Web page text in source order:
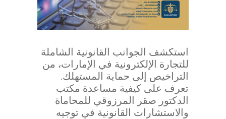
استكشف الجوانب القانونية الشاملة
للتجارة الإلكترونية في الإمارات، من
التراخيص إلى حماية المستهلك.
تعرف على كيفية مساعدة مكتب
الدكتور صقر المرزوقي للمحاماة
والاستشارات القانونية في توجيه